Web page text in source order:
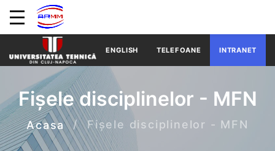
ENGLISH TELEFOANE INTRANET
Fișele disciplinelor - MFN
Acasa Fișele disciplinelor - MFN